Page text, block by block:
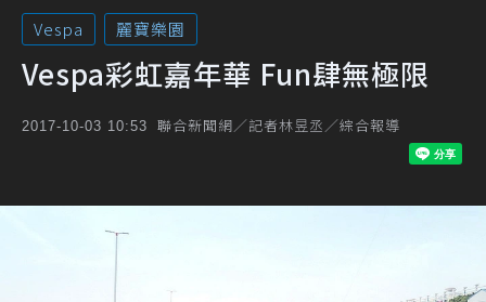
Vespa 麗寶樂園
Vespa彩虹嘉年華 Fun肆無極限
2017-10-03 10:53 聯合新聞網／記者林昱丞／綜合報導